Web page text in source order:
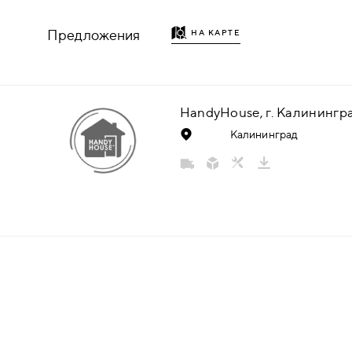
БРОНЕНАКЛАДКИ
ДЕКОРАТИВНЫЕ НАКЛАДКИ/
КЛЮЧЕВИНЫ
Предложения НА КАРТЕ
HandyHouse, г.
Калининград